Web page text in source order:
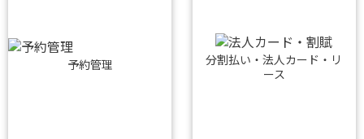
予約管理
分割払い・法人カード・リ
ース